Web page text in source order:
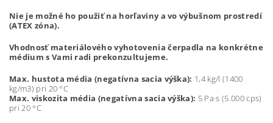
Nie je možné ho použiť na horľaviny a vo výbušnom prostredí
(ATEX zóna).
Vhodnosť materiálového vyhotovenia čerpadla na konkrétne
médium s Vami radi prekonzultujeme.
Max. hustota média (negatívna sacia výška): 1,4 kg/l (1400
kg/m3) pri 20 °C
Max. viskozita média (negatívna sacia výška): 5 Pa·s (5.000 cps)
pri 20 °C